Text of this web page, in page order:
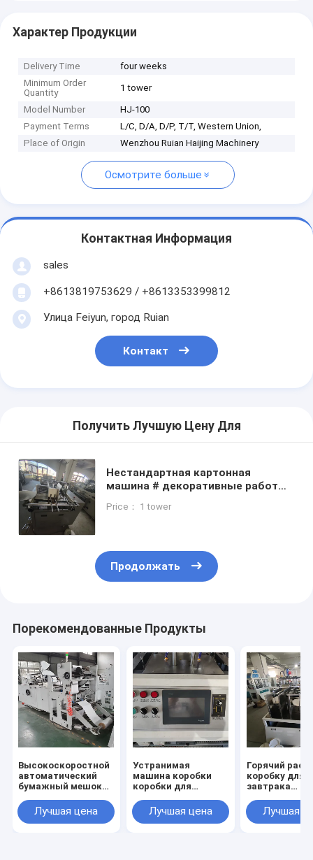
Характер Продукции
Delivery Time
four weeks
Minimum Order
Quantity
1 tower
Model Number
HJ-100
Payment Terms
L/C, D/A, D/P, T/T, Western Union,
Place of Origin
Wenzhou Ruian Haijing Machinery
Осмотрите больше
Контактная Информация
sales
+8613819753629 / +8613353399812
Улица Feiyun, город Ruian
Контакт
Получить Лучшую Цену Для
Нестандартная картонная
машина # декоративные работы
одноразовая коробка для
Price： 1 tower
Продолжать
Порекомендованные Продукты
Высокоскоростной
автоматический
бумажный мешок
420mm для
хозяйственной
Лучшая цена
Устранимая
машина коробки
коробки для
плавит слипчивый
процесс
Лучшая цена
Горячий
коробку для
завтрака
еды работ
коробки
Лучшая